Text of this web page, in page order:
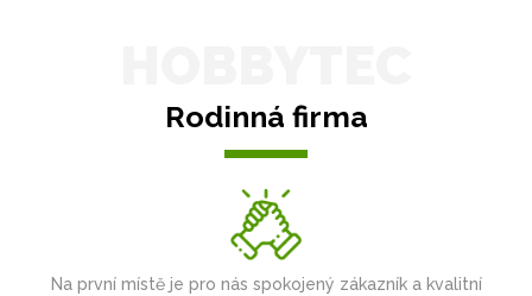
Rodinná firma
Na první místě je pro nás spokojený zákazník a kvalitní